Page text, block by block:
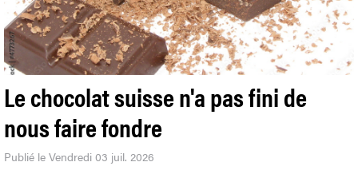
Le chocolat suisse n'a pas fini de
nous faire fondre
Publié le Vendredi 03 juil. 2026